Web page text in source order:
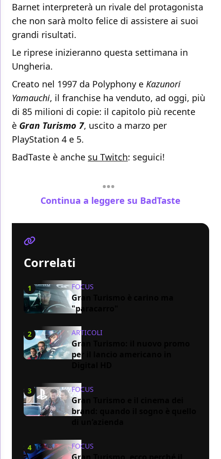
Barnet interpreterà un rivale del protagonista
che non sarà molto felice di assistere ai suoi
grandi risultati.
Le riprese inizieranno questa settimana in
Ungheria.
Creato nel 1997 da Polyphony e Kazunori
Yamauchi, il franchise ha venduto, ad oggi, più
di 85 milioni di copie: il capitolo più recente
è Gran Turismo 7, uscito a marzo per
PlayStation 4 e 5.
BadTaste è anche su Twitch: seguici!
Continua a leggere su BadTaste
Correlati
1 FOCUS
Gran Turismo è carino ma
"paracarro"
2 ARTICOLI
Gran Turismo: il nuovo promo
per il lancio americano in
3 FOCUS
Gran Turismo e il cinema dei
brand: quando il sogno è quello
4 FOCUS